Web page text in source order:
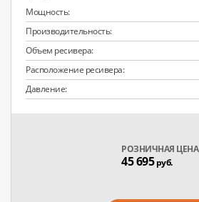
Мощность:
Производительность:
Объем ресивера:
Расположение ресивера:
Давление:
РОЗНИЧНАЯ ЦЕНА
45 695руб.